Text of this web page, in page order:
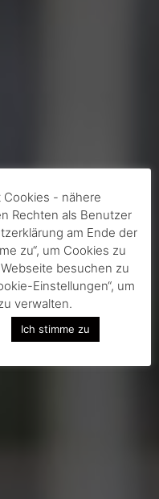
- nähere
Rechten als Benutzer
am Ende der
zu“, um Cookies zu
besuchen zu
Einstellungen“, um
verwalten.
Ich stimme zu